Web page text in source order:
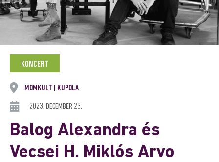
KONCERT
MOMKULT KUPOLA
2023. DECEMBER 23.
Balog Alexandra és
Vecsei H. Miklós Arvo